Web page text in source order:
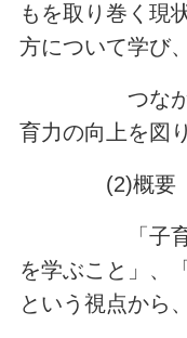
もを取り巻く現
方について学び
つながりな
育力の向上を図
(2)概要
「子育て・
を学ぶこと」、
という視点から